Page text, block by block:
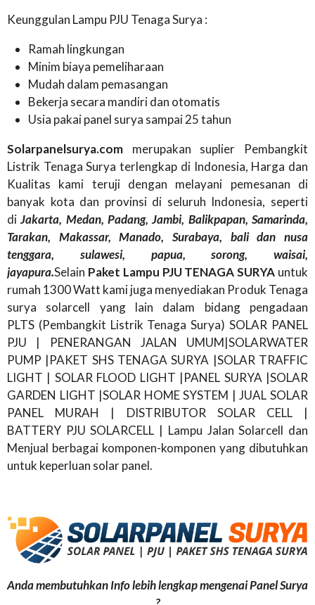
Keunggulan Lampu PJU Tenaga Surya :
Ramah lingkungan
Minim biaya pemeliharaan
Mudah dalam pemasangan
Bekerja secara mandiri dan otomatis
Usia pakai panel surya sampai 25 tahun
Solarpanelsurya.com merupakan suplier Pembangkit
Listrik Tenaga Surya terlengkap di Indonesia, Harga dan
Kualitas kami teruji dengan melayani pemesanan di
banyak kota dan provinsi di seluruh Indonesia, seperti
diJakarta, Medan, Padang, Jambi, Balikpapan, Samarinda,
Tarakan, Makassar, Manado, Surabaya, bali dan nusa
tenggara, sulawesi, papua, sorong, waisai,
jayapura.Selain Paket Lampu PJU TENAGA SURYA untuk
rumah 1300 Watt kami juga menyediakan Produk Tenaga
surya solarcell yang lain dalam bidang pengadaan
PLTS (Pembangkit Listrik Tenaga Surya) SOLAR PANEL
PJU | PENERANGAN JALAN UMUM|SOLARWATER
PUMP |PAKET SHS TENAGA SURYA |SOLAR TRAFFIC
LIGHT | SOLAR FLOOD LIGHT |PANEL SURYA |SOLAR
GARDEN LIGHT |SOLAR HOME SYSTEM | JUAL SOLAR
PANEL MURAH | DISTRIBUTOR SOLAR CELL |
BATTERY PJU SOLARCELL | Lampu Jalan Solarcell dan
Menjual berbagai komponen-komponen yang dibutuhkan
untuk keperluan solar panel.
Anda membutuhkan Info lebih lengkap mengenai Panel Surya